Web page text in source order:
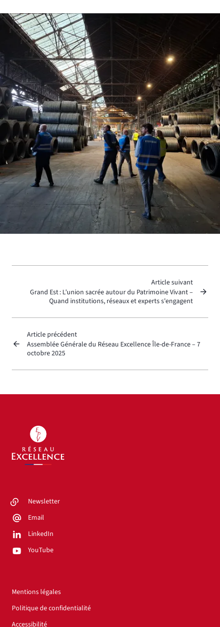
Agrandir
Article précédent
Assemblée Générale du Réseau Excellence Île-de-France – 7
octobre 2025
Article suivant
Grand Est : L'union sacrée autour du Patrimoine Vivant –
Quand institutions, réseaux et experts s'engagent
Newsletter
Email
LinkedIn
YouTube
Mentions légales
Politique de confidentialité
Accessibilité